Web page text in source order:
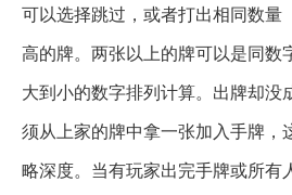
可以选择跳过，或者打出相同数量
高的牌。两张以上的牌可以是同数
大到小的数字排列计算。出牌却没
须从上家的牌中拿一张加入手牌，
略深度。当有玩家出完手牌或所有